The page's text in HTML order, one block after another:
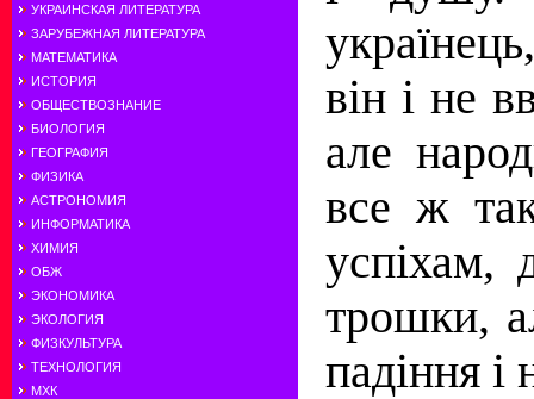
УКРАИНСКАЯ ЛИТЕРАТУРА
ЗАРУБЕЖНАЯ ЛИТЕРАТУРА
МАТЕМАТИКА
ИСТОРИЯ
ОБЩЕСТВОЗНАНИЕ
БИОЛОГИЯ
ГЕОГРАФИЯ
ФИЗИКА
АСТРОНОМИЯ
ИНФОРМАТИКА
ХИМИЯ
ОБЖ
ЭКОНОМИКА
ЭКОЛОГИЯ
ФИЗКУЛЬТУРА
ТЕХНОЛОГИЯ
МХК
він і не
але
все ж
успіхам,
трошки,
падіння і